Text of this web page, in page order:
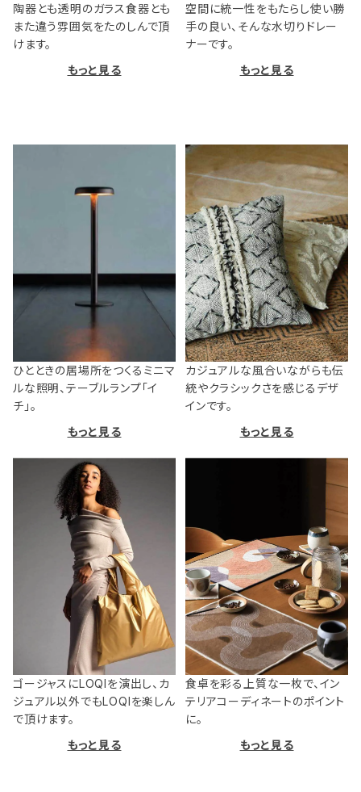
陶器とも透明のガラス食器とも
また違う雰囲気をたのしんで頂
けます。
もっと見る
空間に統一性をもたらし使い勝
手の良い、そんな水切りドレー
ナーです。
もっと見る
ひとときの居場所をつくるミニマ
ルな照明、テーブルランプ「イ
チ」。
もっと見る
カジュアルな風合いながらも伝
統やクラシックさを感じるデザ
インです。
もっと見る
ゴージャスにLOQIを演出し、カ
ジュアル以外でもLOQIを楽しん
で頂けます。
もっと見る
食卓を彩る上質な一枚で、イン
テリアコーディネートのポイント
に。
もっと見る